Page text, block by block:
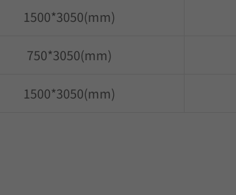
1500*3050(mm)
750*3050(mm)
1500*3050(mm)